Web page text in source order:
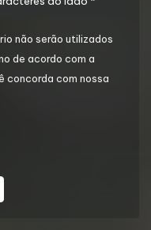
não serão utilizados
de acordo com a
concorda com nossa